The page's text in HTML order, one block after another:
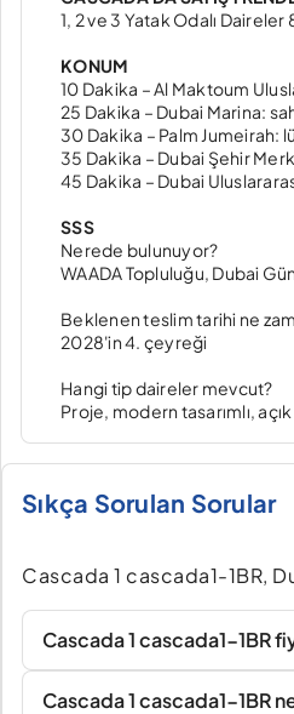
1, 2 ve 3 Yatak Odalı
KONUM
10 Dakika – Al Maktoum
25 Dakika – Dubai Marina:
30 Dakika – Palm Jumeirah:
35 Dakika – Dubai Şehir
45 Dakika – Dubai
SSS
Nerede bulunuyor?
WAADA Topluluğu, Dubai
Beklenen teslim tarihi ne
2028'in 4. çeyreği
Hangi tip daireler mevcut?
Proje, modern tasarımlı,
Sıkça Sorulan Sorular
Cascada 1 cascada1-1BR,
Cascada 1 cascada1-1BR
Cascada 1 cascada1-1BR